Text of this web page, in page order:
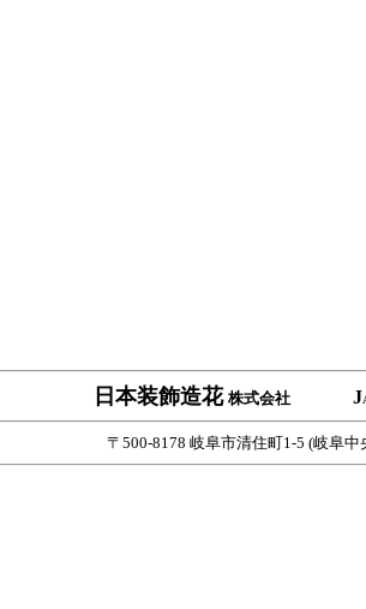
日本装飾造花 株式会社 J
〒500-8178 岐阜市清住町1-5 (岐阜